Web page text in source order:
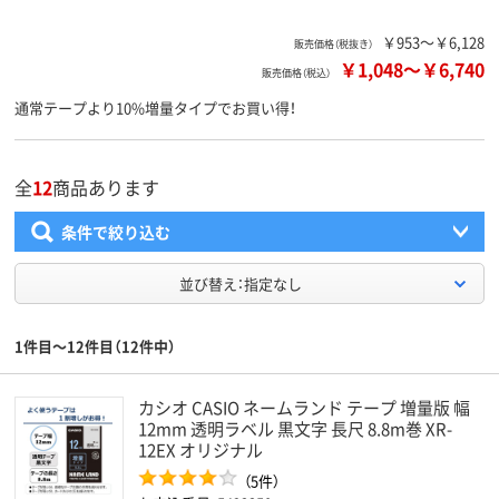
販売価格（税抜き） ￥953～￥6,128
販売価格（税込） ￥1,048～￥6,740
通常テープより10%増量タイプでお買い得！
全12商品あります
条件で絞り込む
並び替え：指定なし
1件目～12件目（12件中）
カシオ CASIO ネームランド テープ 増量版 幅
12mm 透明ラベル 黒文字 長尺 8.8m巻 XR-
12EX オリジナル
（5件）